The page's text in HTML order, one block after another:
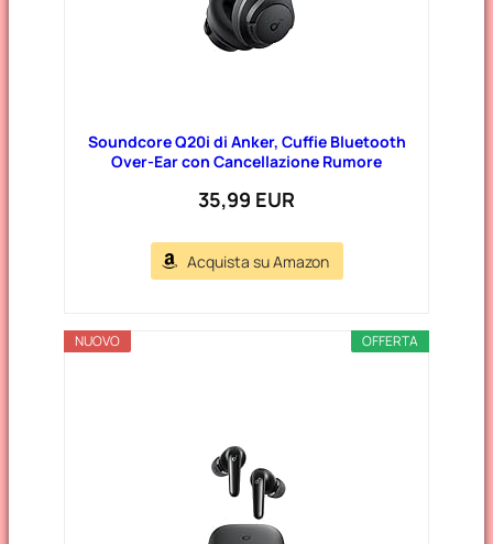
Soundcore Q20i di Anker, Cuffie Bluetooth
Over-Ear con Cancellazione Rumore
35,99 EUR
Acquista su Amazon
OFFERTA
NUOVO